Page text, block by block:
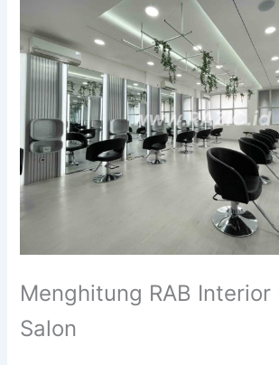
Menghitung RAB Interior
Salon